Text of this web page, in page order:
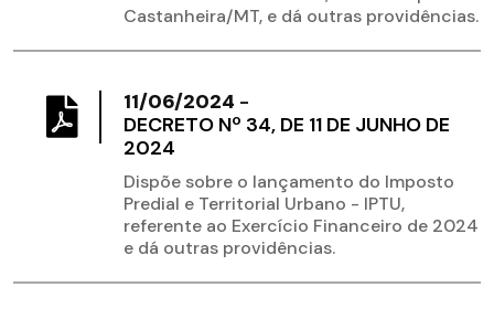
Castanheira/MT, e dá outras providências.
11/06/2024 -
DECRETO Nº 34, DE 11 DE JUNHO DE
2024
Dispõe sobre o lançamento do Imposto
Predial e Territorial Urbano - IPTU,
referente ao Exercício Financeiro de 2024
e dá outras providências.